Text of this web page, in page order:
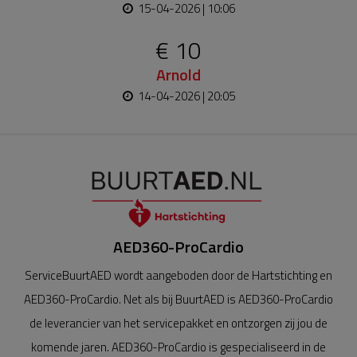
15-04-2026 | 10:06
€ 10
Arnold
14-04-2026 | 20:05
AED360-ProCardio
ServiceBuurtAED wordt aangeboden door de Hartstichting en
AED360-ProCardio. Net als bij BuurtAED is AED360-ProCardio
de leverancier van het servicepakket en ontzorgen zij jou de
komende jaren. AED360-ProCardio is gespecialiseerd in de